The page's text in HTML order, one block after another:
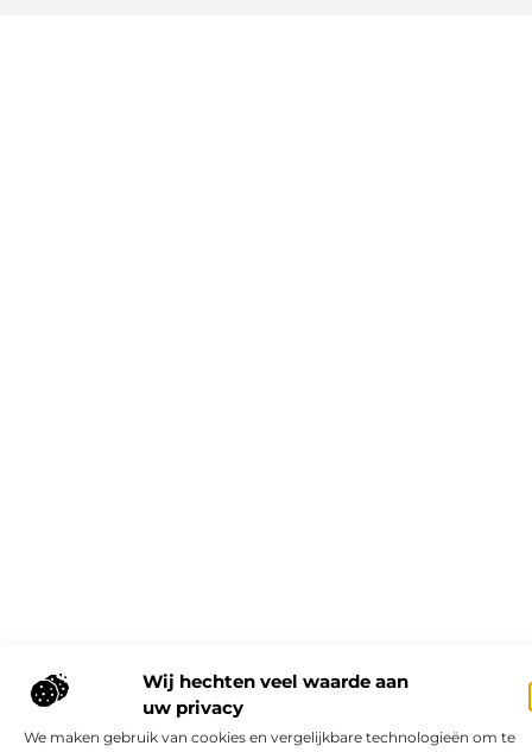
Wij hechten veel waarde aan
uw privacy
We maken gebruik van cookies en vergelijkbare technologieën om te